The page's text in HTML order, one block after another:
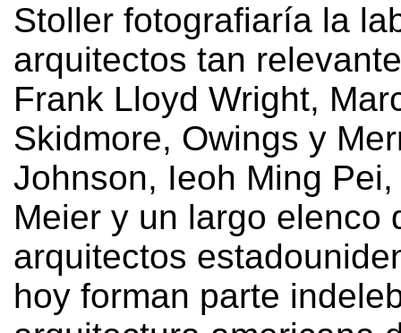
Stoller fotografiaría la
arquitectos tan
Frank Lloyd Wright,
Skidmore, Owings y
Johnson, Ieoh Ming Pei
Meier y un largo elenco
arquitectos
hoy forman parte